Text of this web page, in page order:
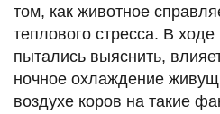
том, как животное
теплового стресса. В
пытались выяснить,
ночное охлаждение
воздухе коров на такие